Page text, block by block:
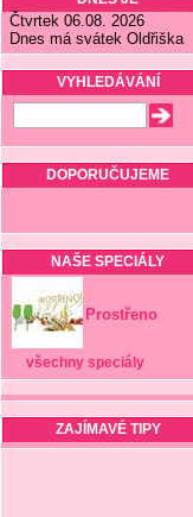
Čtvrtek 06.08. 2026
Dnes má svátek Oldřiška
VYHLEDÁVÁNÍ
DOPORUČUJEME
NAŠE SPECIÁLY
Prostřeno
všechny speciály
ZAJÍMAVÉ TIPY